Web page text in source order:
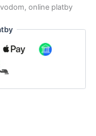
online platby